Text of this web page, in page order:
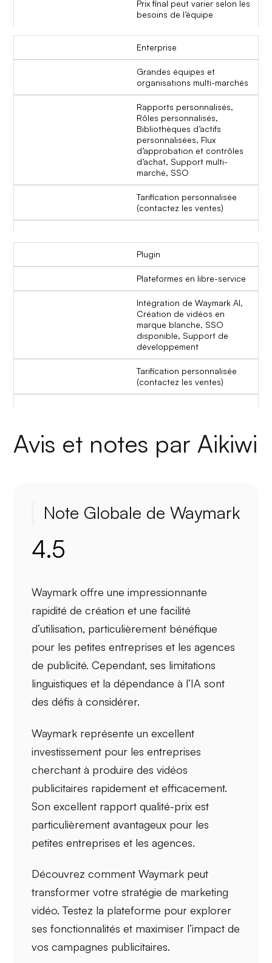
Prix final peut varier selon les
besoins de l’équipe
Enterprise
Grandes équipes et
organisations multi-marchés
Rapports personnalisés,
Rôles personnalisés,
Bibliothèques d’actifs
personnalisées, Flux
d’approbation et contrôles
d’achat, Support multi-
marché, SSO
Tarification personnalisée
(contactez les ventes)
Plugin
Plateformes en libre-service
Intégration de Waymark AI,
Création de vidéos en
marque blanche, SSO
disponible, Support de
développement
Tarification personnalisée
(contactez les ventes)
Avis et notes par Aikiwi
Note Globale de Waymark
4.5
Waymark offre une impressionnante
rapidité de création et unefacilité
d’utilisation, particulièrement bénéfique
pour les petites entreprises et les agences
de publicité. Cependant, ses limitations
linguistiques et ladépendance à l’IA sont
des défis à considérer.
Waymark représente un excellent
investissement pour les entreprises
cherchant à produire des vidéos
publicitaires rapidement et efficacement.
Son excellent rapport qualité-prix est
particulièrement avantageux pour les
petites entreprises et les agences.
Découvrez comment Waymark peut
transformer votre stratégie de marketing
vidéo. Testez la plateforme pour explorer
ses fonctionnalités et maximiser l’impact de
vos campagnes publicitaires.